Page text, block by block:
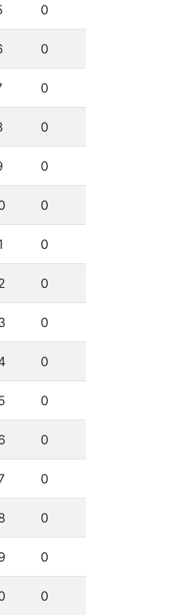
0
0
0
0
0
0
0
0
0
0
0
0
0
0
0
0